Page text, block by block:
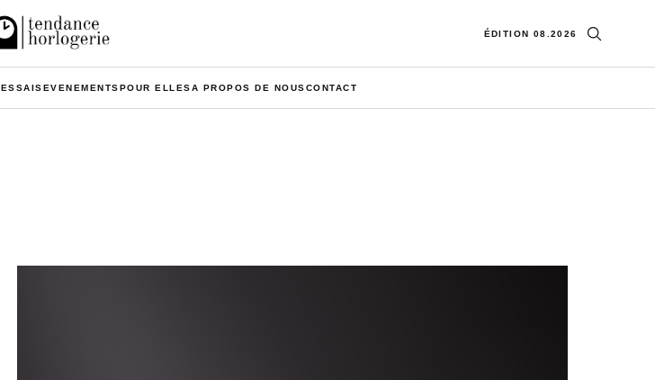
ÉDITION 08.2026 Ouvrir la
ESSAISEVENEMENTSPOUR ELLESA PROPOS DE NOUSCONTACT